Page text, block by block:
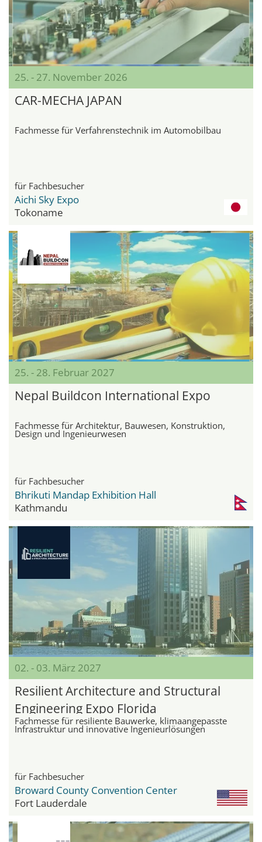
25. - 27. November 2026
CAR-MECHA JAPAN
Fachmesse für Verfahrenstechnik im Automobilbau
für Fachbesucher
Aichi Sky Expo
Tokoname
25. - 28. Februar 2027
Nepal Buildcon International Expo
Fachmesse für Architektur, Bauwesen, Konstruktion,
Design und Ingenieurwesen
für Fachbesucher
Bhrikuti Mandap Exhibition Hall
Kathmandu
02. - 03. März 2027
Resilient Architecture and Structural
Engineering Expo Florida
Fachmesse für resiliente Bauwerke, klimaangepasste
Infrastruktur und innovative Ingenieurlösungen
für Fachbesucher
Broward County Convention Center
Fort Lauderdale